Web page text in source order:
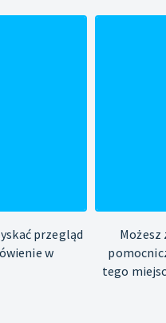
przegląd
w
tego